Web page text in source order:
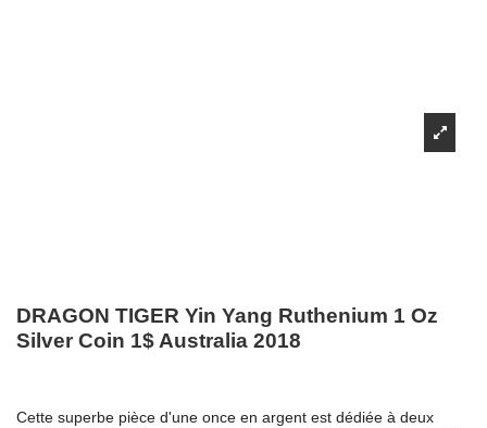
DRAGON TIGER Yin Yang Ruthenium 1 Oz
Silver Coin 1$ Australia 2018
Cette superbe pièce d'une once en argent est dédiée à deux